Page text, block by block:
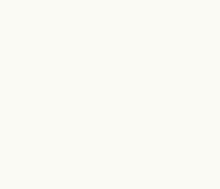
Gasquet constate l’effacement
des femmes dramaturges du
siècle et réfute
leurs œuvres seraient ignorées
manque de valeur littéraire. En
affirmation, elle analyse les
de Françoise Pascal, de Marie-
Desjardins, de Catherine